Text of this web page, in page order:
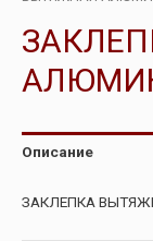
Описание
ЗАКЛЕПКА